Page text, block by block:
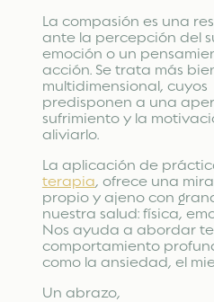
La compasión es una
ante la percepción del
emoción o un
acción. Se trata más
multidimensional,
predisponen a una
sufrimiento y la
aliviarlo.
La aplicación de
terapia, ofrece una
propio y ajeno con
nuestra salud: física,
Nos ayuda a abordar
comportamiento
como la ansiedad, el
Un abrazo,